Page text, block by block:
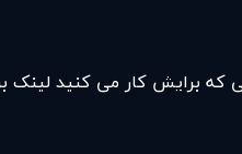
که برایش کار می کنید